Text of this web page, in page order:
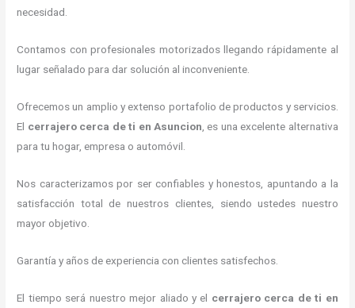
necesidad.
Contamos con profesionales motorizados llegando rápidamente al
lugar señalado para dar solución al inconveniente.
Ofrecemos un amplio y extenso portafolio de productos y servicios.
El cerrajero cerca de ti en Asuncion , es una excelente alternativa
para tu hogar, empresa o automóvil.
Nos caracterizamos por ser confiables y honestos, apuntando a la
satisfacción total de nuestros clientes, siendo ustedes nuestro
mayor objetivo.
Garantía y años de experiencia con clientes satisfechos.
El tiempo será nuestro mejor aliado y el cerrajero cerca de ti en